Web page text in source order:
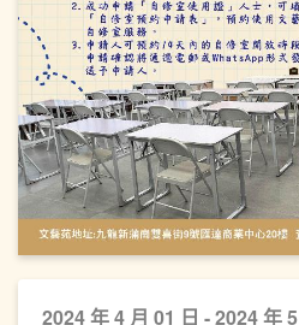
2024 年 4 月 01 日 - 2024 年 5